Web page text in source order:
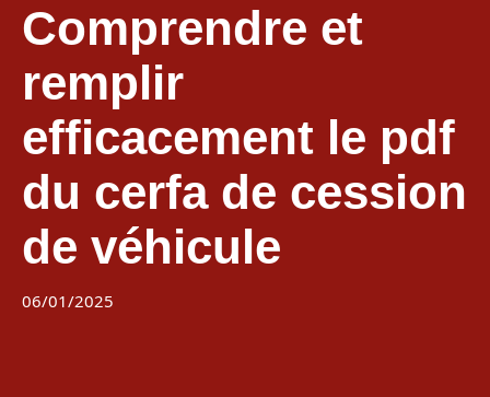
Comprendre et
remplir
efficacement le pdf
du cerfa de cession
de véhicule
06/01/2025